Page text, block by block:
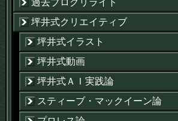
坪井式クリエイティブ
坪井式イラスト
坪井式動画
坪井式ＡＩ実践論
スティーブ・マックイーン論